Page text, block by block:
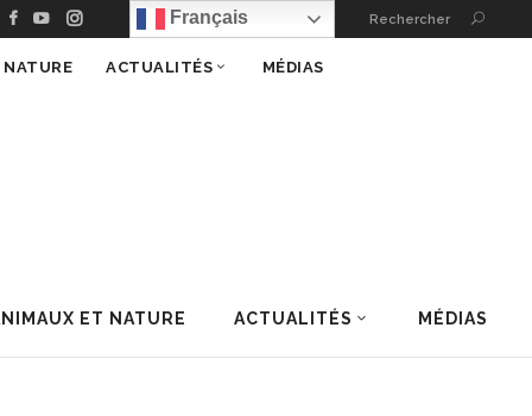
Français Rechercher
ET NATURE ACTUALITÉS MÉDIAS
ACTUALITÉS MÉDIAS